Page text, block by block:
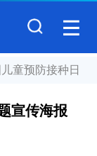
童预防接种日
宣传海报